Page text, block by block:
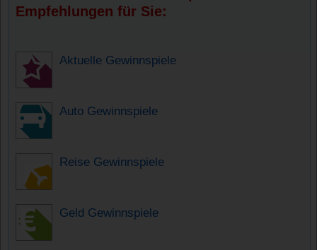
Empfehlungen für Sie:
Aktuelle Gewinnspiele
Auto Gewinnspiele
Reise Gewinnspiele
Geld Gewinnspiele